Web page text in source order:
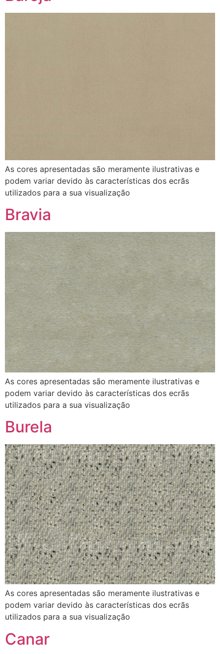
As cores apresentadas são meramente ilustrativas e
podem variar devido às características dos ecrãs
utilizados para a sua visualização
Bravia
As cores apresentadas são meramente ilustrativas e
podem variar devido às características dos ecrãs
utilizados para a sua visualização
Burela
As cores apresentadas são meramente ilustrativas e
podem variar devido às características dos ecrãs
utilizados para a sua visualização
Canar